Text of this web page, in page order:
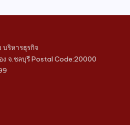
บริหารธุรกิจ
ง จ.ชลบุรี Postal Code:20000